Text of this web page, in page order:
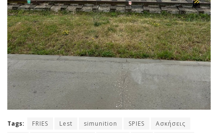
Tags: FRIES Lest simunition SPIES
Ασκήσεις